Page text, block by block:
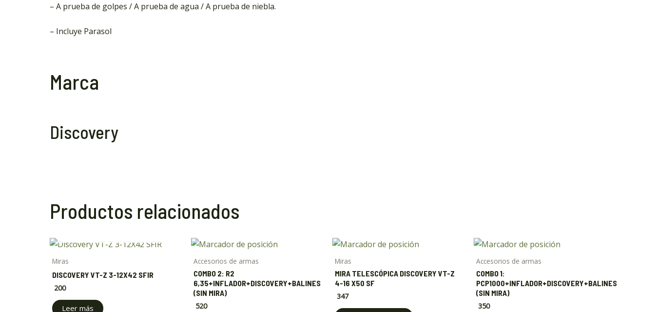
– A prueba de golpes / A prueba de agua / A prueba de niebla.
– Incluye Parasol
Marca
Discovery
Productos relacionados
Miras
DISCOVERY VT-Z 3-12X42 SFIR
200
Leer más
Accesorios de armas
COMBO 2: R2
6,35+INFLADOR+DISCOVERY+BALINES
(SIN MIRA)
520
Miras
MIRA TELESCÓPICA DISCOVERY VT-Z
4-16 X50 SF
347
Accesorios de armas
COMBO 1:
PCP1000+INFLADOR+DISCOVERY+BALINES
(SIN MIRA)
350